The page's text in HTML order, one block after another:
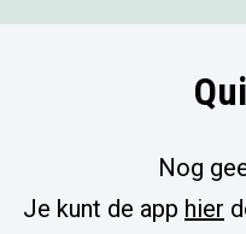
Nog
Je kunt de app hier